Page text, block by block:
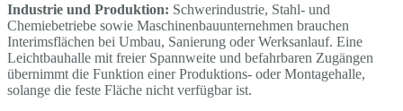
Industrie und Produktion: Schwerindustrie, Stahl- und
Chemiebetriebe sowie Maschinenbauunternehmen brauchen
Interimsflächen bei Umbau, Sanierung oder Werksanlauf. Eine
Leichtbauhalle mit freier Spannweite und befahrbaren Zugängen
übernimmt die Funktion einer Produktions- oder Montagehalle,
solange die feste Fläche nicht verfügbar ist.